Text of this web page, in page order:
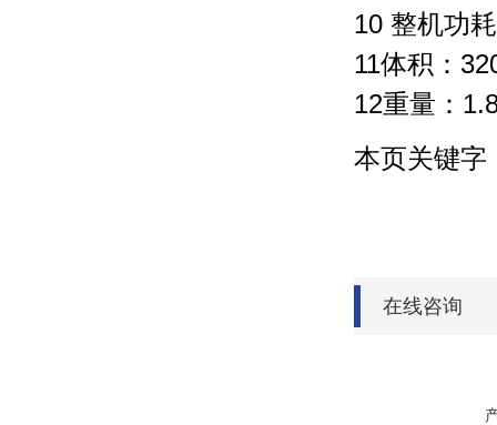
10 整机功
11体积：
12重量：
本页关键字
在线咨询